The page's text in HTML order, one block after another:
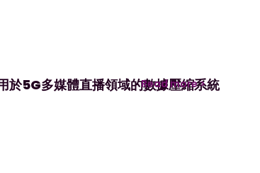
於5G多媒體直播領域的數據壓縮系統
Read more >